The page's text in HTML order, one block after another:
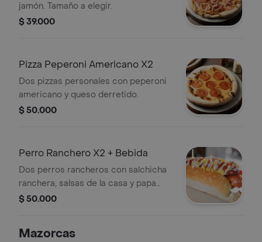
jamón. Tamaño a elegir.
$ 39.000
Pizza Peperoni Americano X2
Dos pizzas personales con peperoni
americano y queso derretido.
$ 50.000
Perro Ranchero X2 + Bebida
Dos perros rancheros con salchicha
ranchera, salsas de la casa y papa
cabello de angel, papas a la francesa
$ 50.000
Mazorcas